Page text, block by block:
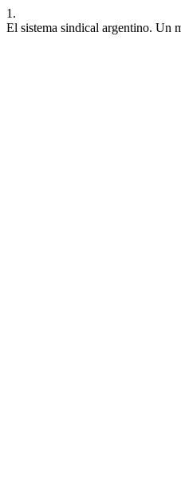
1.
El sistema sindical argentino. Un